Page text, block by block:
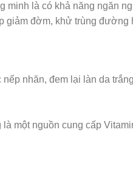
minh là có khả năng ngăn
giảm đờm, khử trùng đường
nhăn, đem lại làn da
một nguồn cung cấp